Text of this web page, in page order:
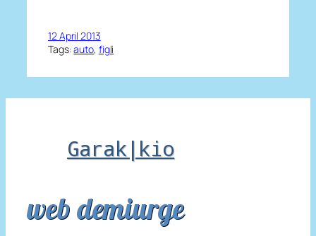
12 April 2013
Tags:auto, figli
Garak|kio
web demiurge